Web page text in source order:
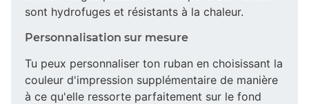
sont hydrofuges et résistants à la chaleur.
Personnalisation sur mesure
Tu peux personnaliser ton ruban en choisissant la
couleur d'impression supplémentaire de manière
à ce qu'elle ressorte parfaitement sur le fond